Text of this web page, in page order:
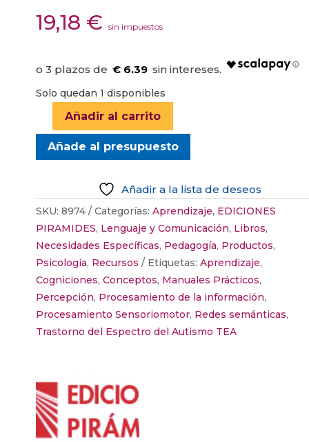
19,18 € sin impuestos
€ 6.39
Solo quedan 1 disponibles
TRASTORNO
DEL
ESPECTRO
PROCESAMIENTO
DE
LA
INFORMACIÓN
PERCEPTIVO
-
COGNITIVO
MEDIANTE
DE
REDES
SEMÁNTICAS
cantidad
Añadir al carrito
Añade al presupuesto
Añadir a la lista de deseos
SKU: 8974 Categorías: Aprendizaje, EDICIONES
PIRAMIDES, Lenguaje y Comunicación, Libros,
Necesidades Específicas, Pedagogía, Productos,
Psicología, Recursos Etiquetas: Aprendizaje,
Cogniciones, Conceptos, Manuales Prácticos,
Percepción, Procesamiento de la información,
Procesamiento Sensoriomotor, Redes semánticas,
Trastorno del Espectro del Autismo TEA